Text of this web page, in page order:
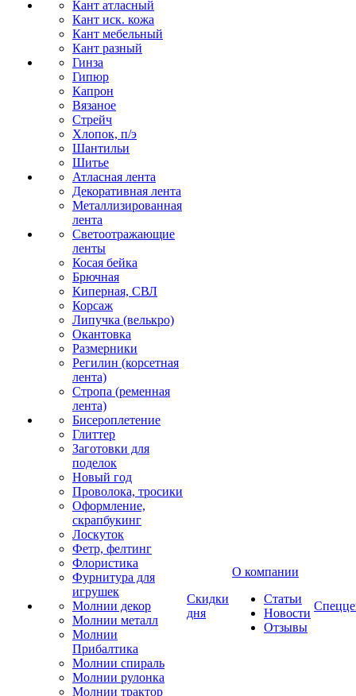
Кант атласный
Кант иск. кожа
Кант мебельный
Кант разный
Гинза
Гипюр
Капрон
Вязаное
Стрейч
Хлопок, п/э
Шантильи
Шитье
Атласная лента
Декоративная лента
Металлизированная
лента
Светоотражающие
ленты
Косая бейка
Брючная
Киперная, СВЛ
Корсаж
Липучка (велькро)
Окантовка
Размерники
Регилин (корсетная
лента)
Стропа (ременная
лента)
Бисероплетение
Глиттер
Заготовки для
поделок
Новый год
Проволока, тросики
Оформление,
скрапбукинг
Лоскуток
Фетр, фелтинг
Флористика
Фурнитура для
игрушек
Молнии декор
Молнии металл
Молнии
Прибалтика
Молнии спираль
Молнии рулонка
Молнии трактор
Скидки
дня
О компании
Статьи
Новости
Отзывы